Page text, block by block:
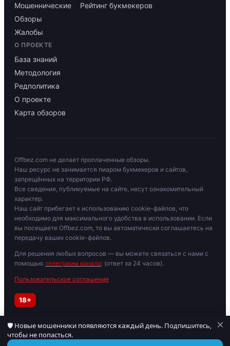
Мошеннические
Обзоры
Жалобы
Рейтинг букмекеров
О ПРОЕКТЕ
База знаний
Методология
Редполитика
О проекте
Карта обзоров
Offbez.com не делает проплаченные обзоры.
Наш ресурс не занимается пиаром букмекеров и сайтов,
запрещённых на территории РФ.
Все сведения, публикуемые на сайте, несут ознакомительный
характер.
Наш сайт прибегает к использованию cookie-файлов, что
необходимо для максимального удобства в использовании. Если
вы посещаете Offbez.com, то вы автоматически соглашаетесь на
передачу ваших cookie-файлов.
Для решения любых вопросов — вы можете связаться с нами с
помощью телеграмм канала: (ответ за 24 часов).
Пользовательское соглашение
18+
Играйте осторожно. При признаках зависимости обратитесь к
специалисту. Материалы для лиц старше 18 лет.
🛡 Новые мошенники появляются каждый день. Подпишитесь,
чтобы не попасться.
×